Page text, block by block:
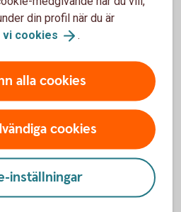
din profil när du är
vi cookies .
alla cookies
cookies
inställningar